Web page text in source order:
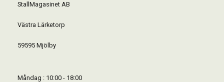
StallMagasinet AB
Västra Lärketorp
59595 Mjölby
Måndag : 10:00 - 18:00